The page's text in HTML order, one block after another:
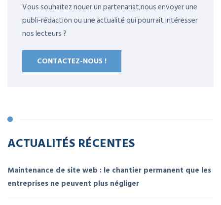
Vous souhaitez nouer un partenariat,nous envoyer une
publi-rédaction ou une actualité qui pourrait intéresser
nos lecteurs ?
CONTACTEZ-NOUS !
ACTUALITÉS RÉCENTES
Maintenance de site web : le chantier permanent que les
entreprises ne peuvent plus négliger